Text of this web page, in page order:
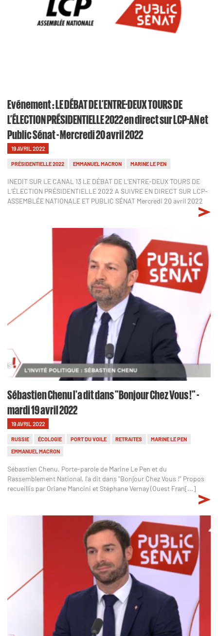
Evénement : LE DÉBAT DE L’ENTRE-DEUX TOURS DE
L’ÉLECTION PRÉSIDENTIELLE 2022 en direct sur LCP-AN et
Public Sénat - Mercredi 20 avril 2022
19 AVRIL 2022
PRÉSIDENTIELLE 2022 EMMANUEL MACRON MARINE LE PEN
INEDIT SUR LE CANAL 13 LE DÉBAT DE L’ENTRE-DEUX TOURS DE
L’ÉLECTION PRÉSIDENTIELLE 2022 A SUIVRE EN DIRECT SUR LCP-
ASSEMBLÉE NATIONALE ET PUBLIC SÉNAT Mercredi 20 avril 2022
Sébastien Chenu l'a dit dans "Bonjour Chez Vous !" -
mardi 19 avril 2022
19 AVRIL 2022
RUSSIE ÉCOLOGIE PORT DU VOILE RETRAITES
MARINE LE PEN
EMMANUEL MACRON
Sébastien Chenu, Porte-parole de Marine Le Pen et du
Rassemblement National, l'a dit dans "Bonjour Chez Vous !" Propos
recueillis par Oriane Mancini et Stéphane Vernay (Ouest Fran[...]